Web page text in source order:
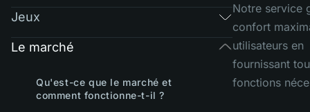
Jeux
Le marché
Qu'est-ce que le marché et
comment fonctionne-t-il ?
Notre service
confort
utilisateurs en
fournissant
fonctions